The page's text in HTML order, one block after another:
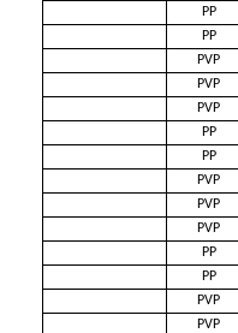
PP
PP
PVP
PVP
PVP
PP
PP
PVP
PVP
PVP
PP
PP
PVP
PVP